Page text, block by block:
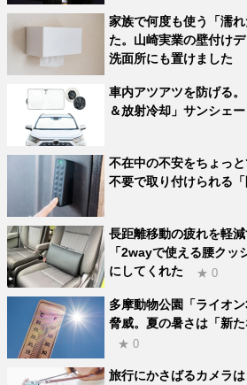
家族で何度も使う「濡
た。山崎実業の壁付け
洗面所にも置けました
車内アツアツを防げる
＆放射冷却」サンシェ
不在中の不安をちょっ
不要で取り付けられる
長距離移動の疲れを軽減
「2wayで使える腰クッ
にしてくれた
★ 0
多摩動物公園「ライオ
脅威。夏の暑さは「新
★ 0
旅行にかさばるカメラ